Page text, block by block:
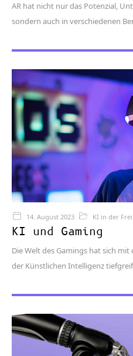
AR hat nicht nur das Potenzial,
sondern auch in verschiedenen
14. August 2023 KI in der
KI und Gaming
Die Welt des Gamings hat sich
der Künstlichen Intelligenz